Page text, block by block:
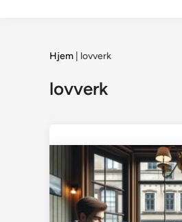
Hjem lovverk
lovverk